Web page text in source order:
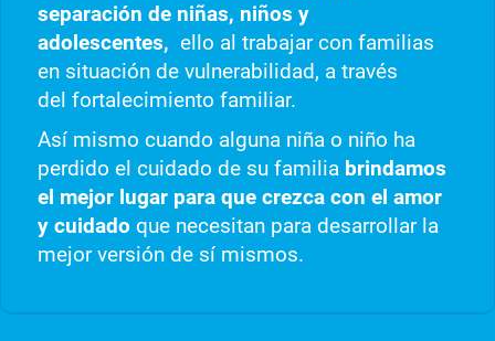
separación de niñas, niños y
adolescentes, ello al trabajar con familias
en situación de vulnerabilidad, a través
del fortalecimiento familiar.
Así mismo cuando alguna niña o niño ha
perdido el cuidado de su familia brindamos
el mejor lugar para que crezca con el amor
y cuidadoque necesitan para desarrollar la
mejor versión de sí mismos.